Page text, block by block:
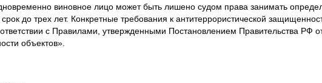
виновное лицо может быть лишено судом права занимать
до трех лет. Конкретные требования к антитеррористической
с Правилами, утвержденными Постановлением Правительства РФ
объектов».